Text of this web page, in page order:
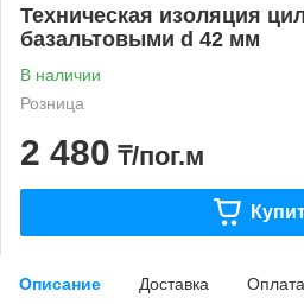
Техническая изоляция
базальтовыми d 42 мм
В наличии
Розница
2 480 ₸/пог.м
Описание Доставка Оплата